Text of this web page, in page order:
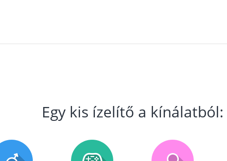
Egy kis ízelítő a kínálatból: